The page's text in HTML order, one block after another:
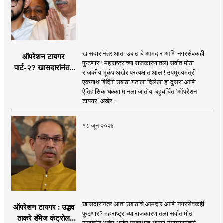
nation and the national interest...
'smart' era, information is available in
abundance in the Internet-enabled
information explosion. However, there is a
need for complementary knowledge to
determine a modern role and approach
that is compatible with culture,
motionlessness and tradition.
Telegram, MahaMTB WhatsApp Group etc.
through social media and advanced avatar
content. We are coming before you. Role in
the new era, 'smart' journalism with a view,
'smart' multimedia for the new era, and
journalism for a 'smart' Maharashtra will
be the side of the game.
click!mahamtb.com
ऑपरेशन टायगर
पार्ट-२? खासदारांनंतर
खासदारांनंतर आता उबाठाचे आमदार आणि नगरसेवकही
फुटणार? महाराष्ट्राच्या राजकारणातला सर्वात मोठा
राजकीय भूकंप अखेर प्रत्यक्षात आला! उपमुख्यमंत्री
एकनाथ शिंदेंनी उबाठा गटाला दिलेला हा दुसरा आणि
ऐतिहासिक धक्का मानला जातोय. बहुचर्चित ‘ऑपरेशन
टायगर’ अखेर ..
१८ जून २०२६
ऑपरेशन टायगर : उद्धव
ठाकरे डॅमेज कंट्रोल
खासदारांनंतर आता उबाठाचे आमदार आणि नगरसेवकही
फुटणार? महाराष्ट्राच्या राजकारणातला सर्वात मोठा